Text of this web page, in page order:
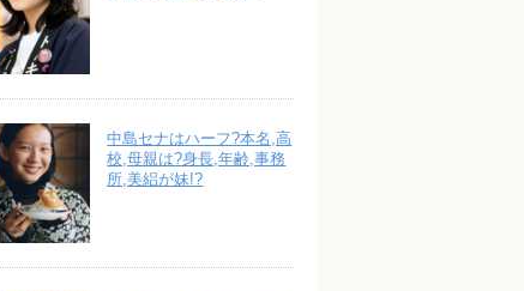
中島セナはハーフ?本名,高
校,母親は?身長,年齢,事務
所,美絽が妹!?